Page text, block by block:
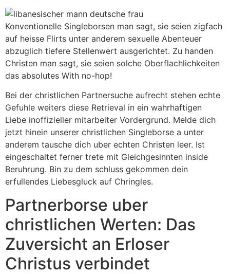
Konventionelle Singleborsen man sagt, sie seien zigfach
auf heisse Flirts unter anderem sexuelle Abenteuer
abzuglich tiefere Stellenwert ausgerichtet. Zu handen
Christen man sagt, sie seien solche Oberflachlichkeiten
das absolutes With no-hop!
Bei der christlichen Partnersuche aufrecht stehen echte
Gefuhle weiters diese Retrieval in ein wahrhaftigen
Liebe inoffizieller mitarbeiter Vordergrund. Melde dich
jetzt hinein unserer christlichen Singleborse a unter
anderem tausche dich uber echten Christen leer. Ist
eingeschaltet ferner trete mit Gleichgesinnten inside
Beruhrung. Bin zu dem schluss gekommen dein
erfullendes Liebesgluck auf Chringles.
Partnerborse uber
christlichen Werten: Das
Zuversicht an Erloser
Christus verbindet